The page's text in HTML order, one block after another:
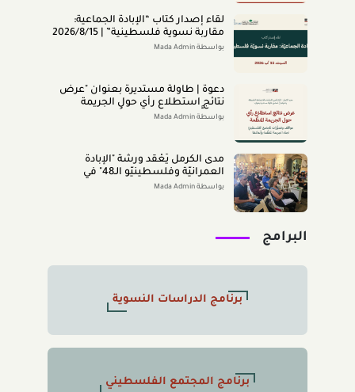
لقاء إصدار كتاب “اﻹﺑﺎدةّ اﻟﺠﻤﺎﻋﻴﺔ:
ﻣﻘﺎرﺑﺔ ﻧﺴﻮﻳﺔ ﻓﻠﺴﻄﻴﻨﻴﺔ” | 2026/8/15
|بواسطة Mada Admin
دعوة | طاولة مستديرة بعنوان "عرض
نتائج استطلاع رأي حول الجريمة
المنظَّمة- مواقف وتصوُّرات المجتمع
بواسطة Mada Admin
مدى الكرمل يَعْقد ورشة "الإبادة
العمرانيّة وفلسطينيّو الـ48" في
الناصرة (تمّوز 2026)
بواسطة Mada Admin
البرامج
برنامج الدراسات النسوية
برنامج المجتمع الفلسطيني